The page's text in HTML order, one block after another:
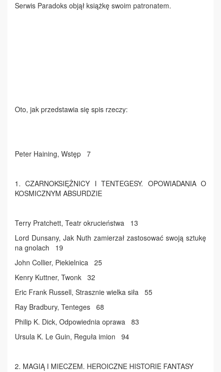
Serwis Paradoks objął książkę swoim patronatem.
Oto, jak przedstawia się spis rzeczy:
Peter Haining, Wstęp 7
1. CZARNOKSIĘŻNICY I TENTEGESY. OPOWIADANIA O
KOSMICZNYM ABSURDZIE
Terry Pratchett, Teatr okrucieństwa 13
Lord Dunsany, Jak Nuth zamierzał zastosować swoją sztukę
na gnolach 19
John Collier, Piekielnica 25
Kenry Kuttner, Twonk 32
Eric Frank Russell, Strasznie wielka siła 55
Ray Bradbury, Tenteges 68
Philip K. Dick, Odpowiednia oprawa 83
Ursula K. Le Guin, Reguła imion 94
2. MAGIĄ I MIECZEM. HEROICZNE HISTORIE FANTASY